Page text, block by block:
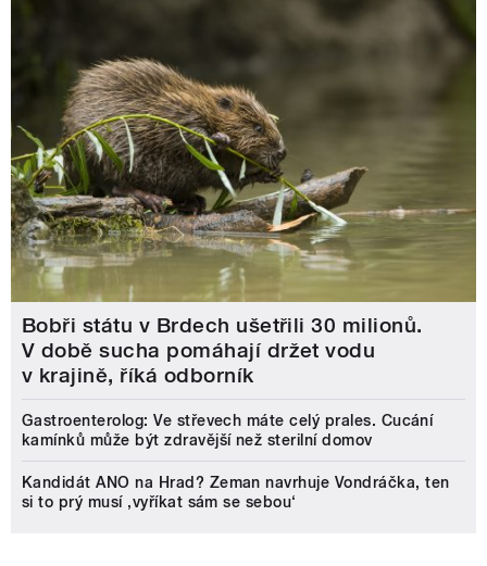
Bobři státu v Brdech ušetřili 30 milionů.
V době sucha pomáhají držet vodu
v krajině, říká odborník
Gastroenterolog: Ve střevech máte celý prales. Cucání
kamínků může být zdravější než sterilní domov
Kandidát ANO na Hrad? Zeman navrhuje Vondráčka, ten
si to prý musí ‚vyříkat sám se sebou‘